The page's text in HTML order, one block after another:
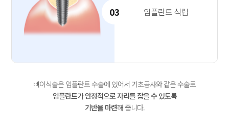
03 임플란트 식립
뼈이식술은 임플란트 수술에 있어서 기초공사와 같은 수술로
임플란트가 안정적으로 자리를 잡을 수 있도록
기반을 마련해 줍니다.